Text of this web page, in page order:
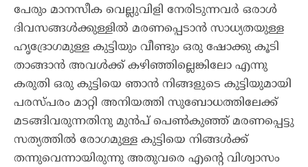
പേരും മാനസീക വെല്ലുവിളി നേരിടുന്നവർ ഒരാൾ
ദിവസങ്ങൾക്കുള്ളിൽ മരണപ്പെടാൻ സാധ്യതയുള്ള
ഹൃദ്രോഗമുള്ള കുട്ടിയും വീണ്ടും ഒരു ഷോക്കു കൂടി
താങ്ങാൻ അവൾക്ക് കഴിഞ്ഞില്ലെങ്കിലോ എന്നു
കരുതി ഒരു കുട്ടിയെ ഞാൻ നിങ്ങളുടെ കുട്ടിയുമായി
പരസ്പരം മാറ്റി അനിയത്തി സുബോധത്തിലേക്ക്
മടങ്ങിവരുന്നതിനു മുൻപ് പെൺകുഞ്ഞ് മരണപ്പെട്ടു
സത്യത്തിൽ രോഗമുള്ള കുട്ടിയെ നിങ്ങൾക്ക്
തന്നുവെന്നായിരുന്നു അതുവരെ എന്റെ വിശ്വാസം